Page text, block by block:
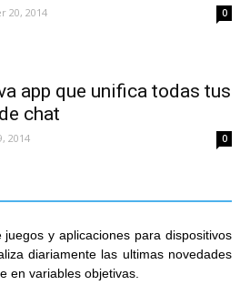
20, 2014 0
app que unifica todas tus
chat
2014 0
y aplicaciones para dispositivos
diariamente las ultimas novedades
en variables objetivas.